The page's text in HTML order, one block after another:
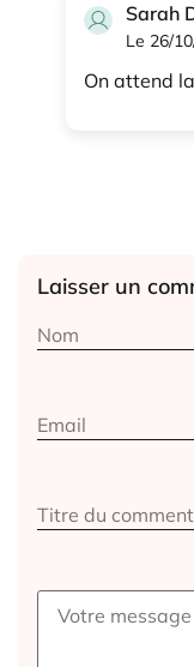
Sarah
Le 26/
On attend
Laisser un
Alternative: